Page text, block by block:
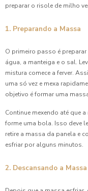
preparar o risole de milho
1. Preparando a Massa
O primeiro passo é
água, a manteiga e o sal.
mistura comece a ferver.
uma só vez e mexa
objetivo é formar uma
Continue mexendo até que
forme uma bola. Isso deve
retire a massa da panela e
esfriar por alguns minutos.
2. Descansando a Massa